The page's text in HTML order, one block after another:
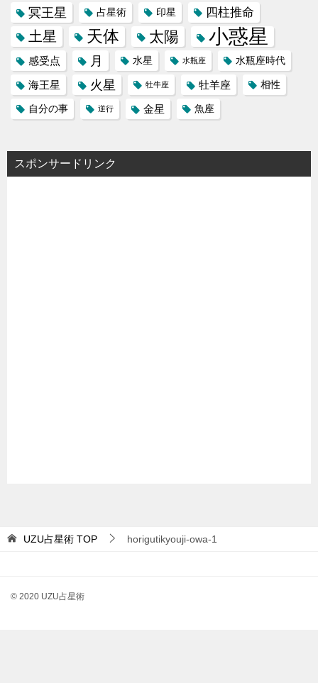
冥王星 占星術 印星 四柱推命
土星 天体 太陽 小惑星
感受点 月 水星 水瓶座 水瓶座時代
海王星 火星 牡牛座 牡羊座 相性
自分の事 逆行 金星 魚座
スポンサードリンク
UZU占星術 TOP horigutikyouji-owa-1
© 2020 UZU占星術